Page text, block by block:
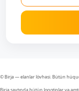
© Birja — elanlar lövhəsi. Bütün